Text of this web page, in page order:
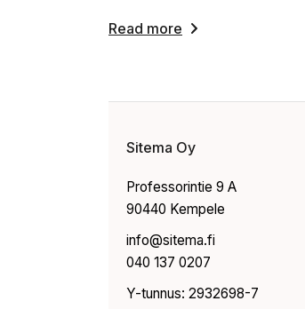
Read more
Sitema Oy
Professorintie 9 A
90440 Kempele
info@sitema.fi
040 137 0207
Y-tunnus: 2932698-7